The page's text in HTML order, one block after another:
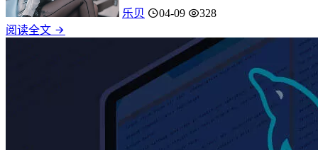
乐贝 04-09
328
阅读全文